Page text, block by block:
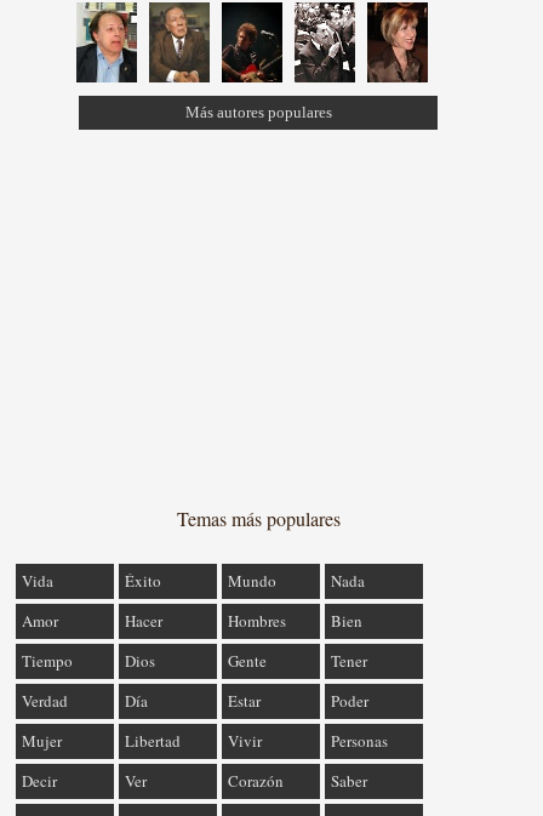
Más autores populares
Temas más populares
Vida Éxito Mundo
Nada
Amor
Hacer Hombres
Bien
Tiempo
Dios Gente
Tener
Verdad
Día Estar
Poder
Mujer
Libertad Vivir
Personas
Decir
Ver Corazón
Saber